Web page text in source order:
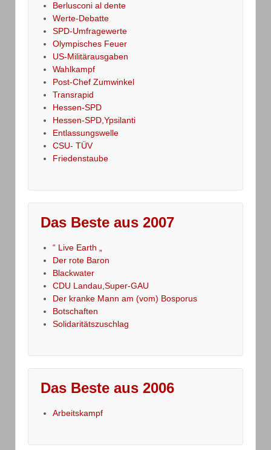
Berlusconi al dente
Werte-Debatte
SPD-Umfragewerte
Olympisches Feuer
US-Militärausgaben
Wahlkampf
Post-Chef Zumwinkel
Transrapid
Hessen-SPD
Hessen-SPD,Ypsilanti
Entlassungswelle
CSU- TÜV
Friedenstaube
Das Beste aus 2007
“ Live Earth „
Der rote Baron
Blackwater
CDU Landau,Super-GAU
Der kranke Mann am (vom) Bosporus
Botschaften
Solidaritätszuschlag
Das Beste aus 2006
Arbeitskampf